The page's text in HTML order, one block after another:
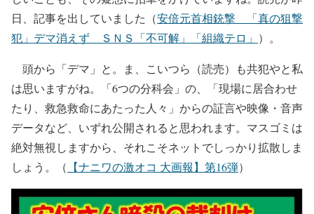
日、記事を出していました（安倍元首相銃撃 「真の狙撃
犯」デマ消えず ＳＮＳ「不可解」「組織テロ」 ）。
頭から「デマ」と。ま、こいつら（読売）も共犯やと私
は思いますがね。「6つの分科会」の、「現場に居合わせ
たり、救急救命にあたった人々」からの証言や映像・音声
データなど、いずれ公開されると思われます。マスゴミは
絶対無視しますから、それこそネットでしっかり拡散しま
しょう。（ 【ナニワの激オコ 大画報】第16弾）